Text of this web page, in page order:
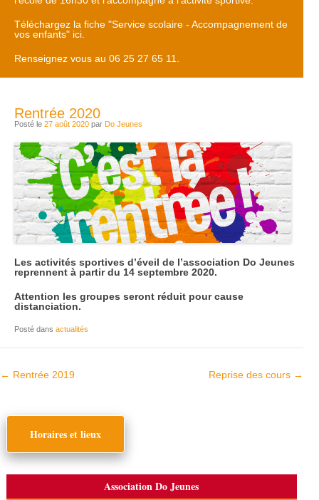
Téléchargez la fiche "Service scolaire - Accompagnement de
vos enfants" ici.
Renseignez vous au 06 25 27 65 11.
Rentrée 2020
Posté le 27 août 2020 par Do Jeunes
Les activités sportives d’éveil de l’association Do Jeunes
reprennent à partir du 14 septembre 2020.
Attention les groupes seront réduit pour cause
distanciation.
Posté dans actualités
Navigation dans les articles
← Rentrée 2019 Reprise des cours →
Horaires et lieux
Association Do Jeunes